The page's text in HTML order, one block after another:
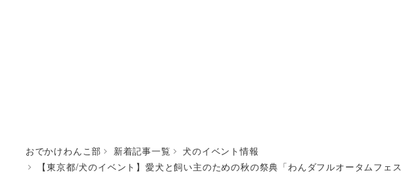
おでかけわんこ部 新着記事一覧
犬のイベント情報
【東京都/犬のイベント】愛犬と飼い主のための秋の祭典「わんダフルオータムフェスタ」